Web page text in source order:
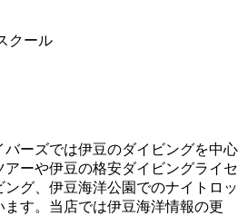
クール
ーズでは伊豆のダイビングを中心
ーや伊豆の格安ダイビングライセ
グ、伊豆海洋公園でのナイトロッ
す。当店では伊豆海洋情報の更